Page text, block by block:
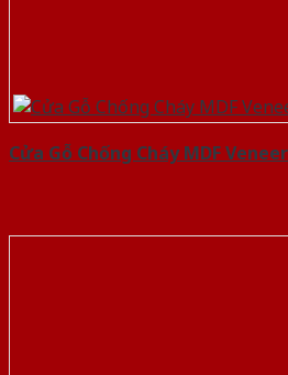
Cửa Gỗ Chống Cháy MDF